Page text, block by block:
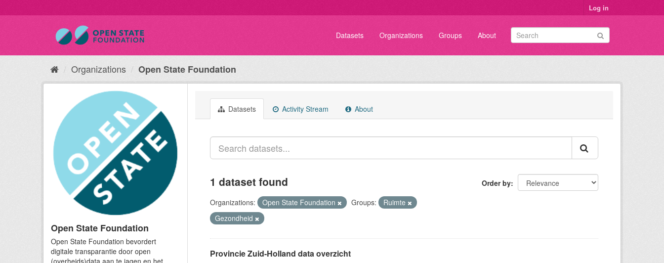
Log in
Datasets Organizations Groups About
Organizations Open State Foundation
Open State Foundation
Open State Foundation bevordert
digitale transparantie door open
(overheids)data aan te jagen en het
Datasets Activity Stream About
Order by
1 dataset found
Organizations: Open State Foundation Groups:
Ruimte
Gezondheid
Provincie Zuid-Holland data overzicht